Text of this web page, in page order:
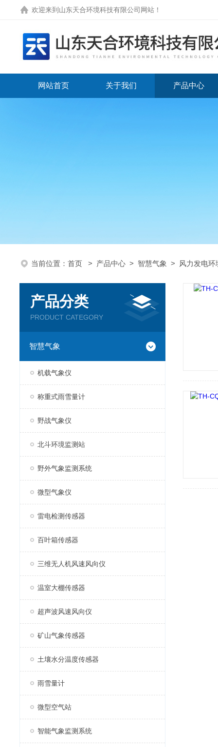
欢迎来到 山东天合环境科技有限公司网站 ！
网站首页 关于我们 产品中心
当前位置： 首页 > 产品中心 > 智慧气象 > 风力发电环
产品分类
PRODUCT CATEGORY
智慧气象
机载气象仪
称重式雨雪量计
野战气象仪
北斗环境监测站
野外气象监测系统
微型气象仪
雷电检测传感器
百叶箱传感器
三维无人机风速风向仪
温室大棚传感器
超声波风速风向仪
矿山气象传感器
土壤水分温度传感器
雨雪量计
微型空气站
智能气象监测系统